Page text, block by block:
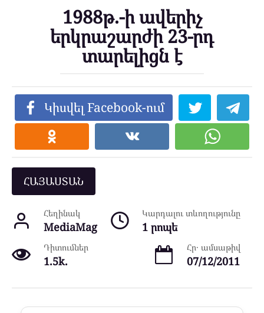
1988թ.-ի ավերիչ
երկրաշարժի 23-րդ
տարելիցն է
Կիսվել Facebook-ում
ՀԱՅԱՍՏԱՆ
Հեղինակ
MediaMag
Կարդալու տևողությունը
1 րոպե
Դիտումներ
1.5k.
Հր․ ամսաթիվ
07/12/2011